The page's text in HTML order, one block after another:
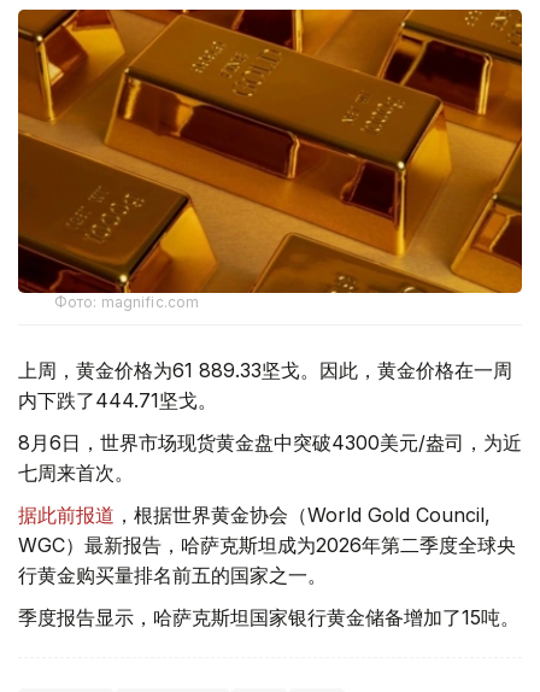
Фото: magnific.com
上周，黄金价格为61 889.33坚戈。因此，黄金价格在一周
内下跌了444.71坚戈。
8月6日，世界市场现货黄金盘中突破4300美元/盎司，为近
七周来首次。
据此前报道 ，根据世界黄金协会（World Gold Council,
WGC）最新报告，哈萨克斯坦成为2026年第二季度全球央
行黄金购买量排名前五的国家之一。
季度报告显示，哈萨克斯坦国家银行黄金储备增加了15吨。